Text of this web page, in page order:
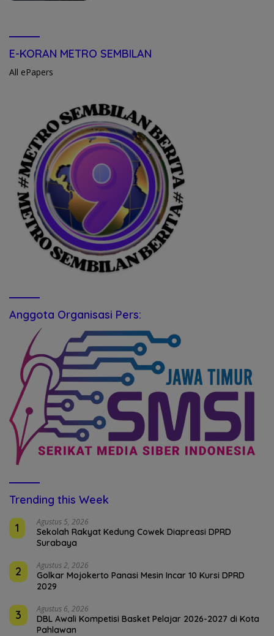
E-KORAN METRO SEMBILAN
All ePapers
Anggota Organisasi Pers:
Trending this Week
1
Agustus 5, 2026
Sekolah Rakyat Kedung Cowek Diapreasi DPRD
Surabaya
2 Agustus 2, 2026
Golkar Mojokerto Panasi Mesin Incar 10 Kursi DPRD
2029
3 Agustus 6, 2026
DBL Awali Kompetisi Basket Pelajar 2026-2027 di Kota
Pahlawan